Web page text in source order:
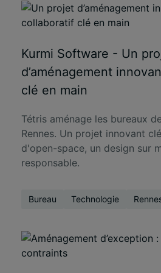
Kurmi Software - Un
d’aménagement
clé en main
Tétris aménage les bureaux
Rennes. Un projet innovant
d'open-space, un design sur
responsable.
Bureau Technologie